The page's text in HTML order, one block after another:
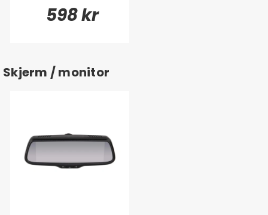
598 kr
Skjerm / monitor